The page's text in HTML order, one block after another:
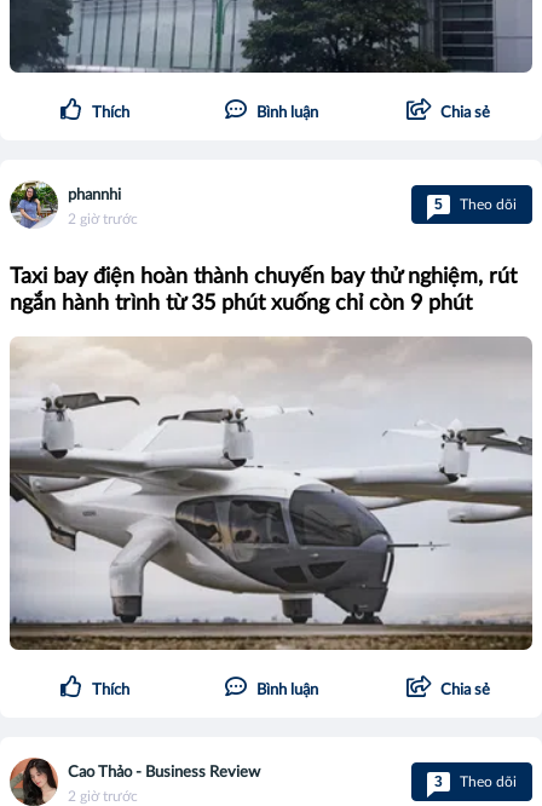
Thích Bình luận Chia sẻ
phannhi
2 giờ trước
5 Theo dõi
Taxi bay điện hoàn thành chuyến bay thử nghiệm, rút
ngắn hành trình từ 35 phút xuống chỉ còn 9 phút
Thích Bình luận Chia sẻ
Cao Thảo - Business Review
2 giờ trước
3 Theo dõi